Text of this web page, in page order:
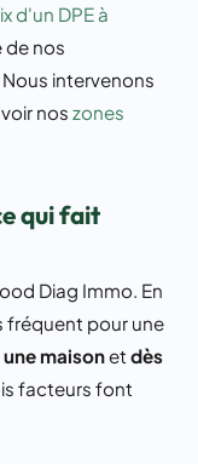
d'un DPE à
de nos
. Nous intervenons
nos zones
qui fait
Diag Immo. En
fréquent pour une
une maisonet dès
facteurs font